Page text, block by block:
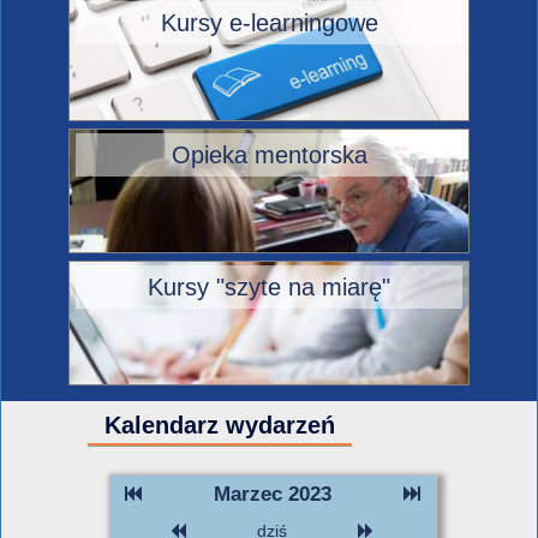
Kursy e-learningowe
Opieka mentorska
Kursy "szyte na miarę"
Kalendarz wydarzeń
Marzec 2023
dziś